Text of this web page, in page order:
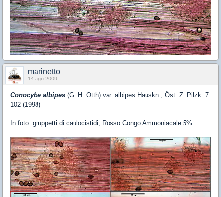
marinetto
14 ago 2009
Conocybe albipes (G. H. Otth) var. albipes Hauskn., Öst. Z. Pilzk. 7:
102 (1998)
In foto: gruppetti di caulocistidi, Rosso Congo Ammoniacale 5%